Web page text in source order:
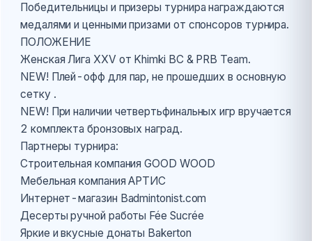
Победительницы и призеры турнира награждаются
медалями и ценными призами от спонсоров турнира.
ПОЛОЖЕНИЕ
Женская Лига XXV от Khimki BC & PRB Team.
NEW! Плей-офф для пар, не прошедших в основную
сетку .
NEW! При наличии четвертьфинальных игр вручается
2 комплекта бронзовых наград.
Партнеры турнира:
Строительная компания GOOD WOOD
Мебельная компания АРТИС
Интернет-магазин Badmintonist.com
Десерты ручной работы Fée Sucrée
Яркие и вкусные донаты Bakerton